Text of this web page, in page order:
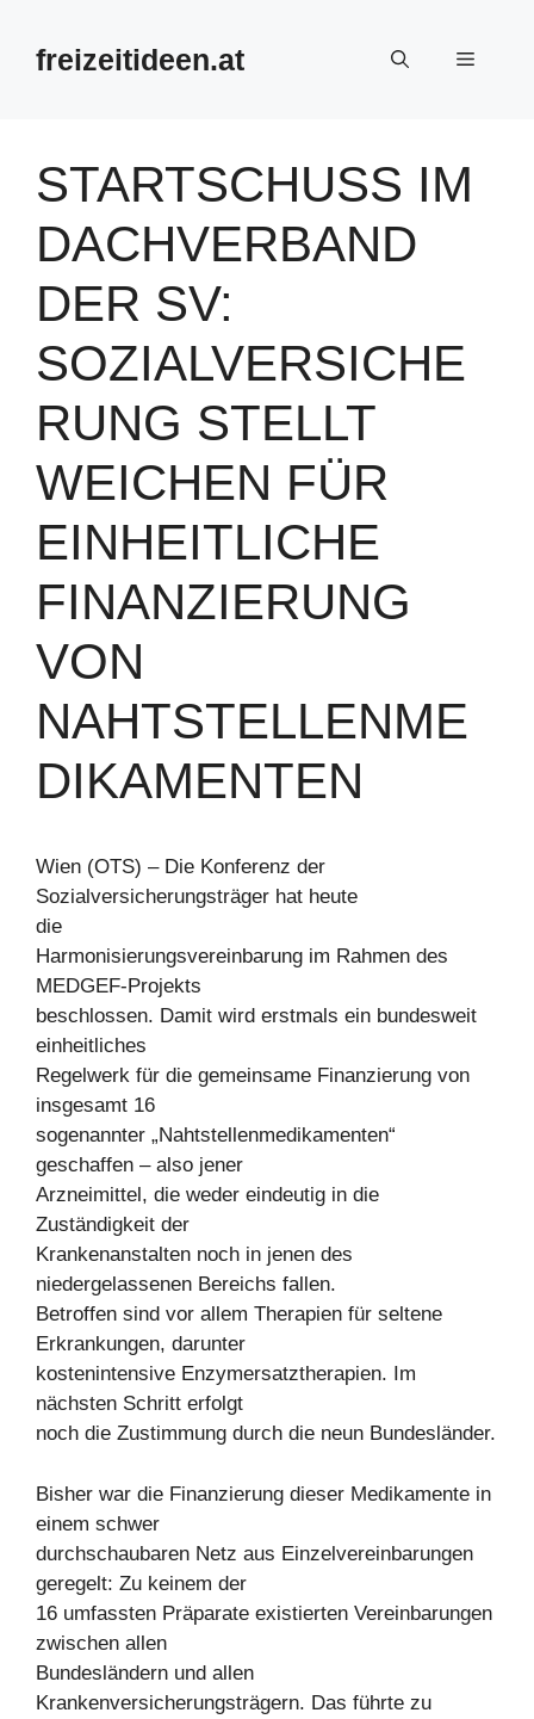
Inhalt
springenfreizeitideen.at Menü
STARTSCHUSS IM
DACHVERBAND
DER SV:
SOZIALVERSICHE
RUNG STELLT
WEICHEN FÜR
EINHEITLICHE
FINANZIERUNG
VON
NAHTSTELLENME
DIKAMENTEN
Wien (OTS) – Die Konferenz der
Sozialversicherungsträger hat heute
die
Harmonisierungsvereinbarung im Rahmen des
MEDGEF-Projekts
beschlossen. Damit wird erstmals ein bundesweit
einheitliches
Regelwerk für die gemeinsame Finanzierung von
insgesamt 16
sogenannter „Nahtstellenmedikamenten“
geschaffen – also jener
Arzneimittel, die weder eindeutig in die
Zuständigkeit der
Krankenanstalten noch in jenen des
niedergelassenen Bereichs fallen.
Betroffen sind vor allem Therapien für seltene
Erkrankungen, darunter
kostenintensive Enzymersatztherapien. Im
nächsten Schritt erfolgt
noch die Zustimmung durch die neun Bundesländer.
Bisher war die Finanzierung dieser Medikamente in
einem schwer
durchschaubaren Netz aus Einzelvereinbarungen
geregelt: Zu keinem der
16 umfassten Präparate existierten Vereinbarungen
zwischen allen
Bundesländern und allen
Krankenversicherungsträgern. Das führte zu